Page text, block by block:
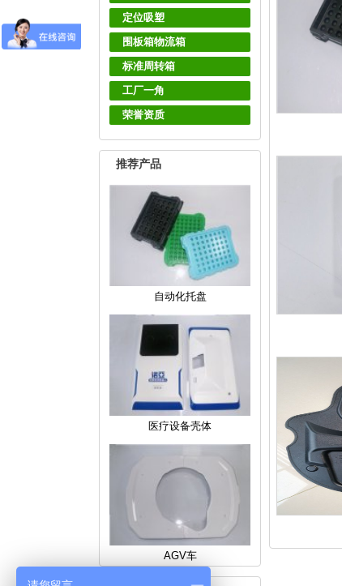
定位吸塑
围板箱物流箱
标准周转箱
工厂一角
荣誉资质
推荐产品
自动化托盘
医疗设备壳体
AGV车